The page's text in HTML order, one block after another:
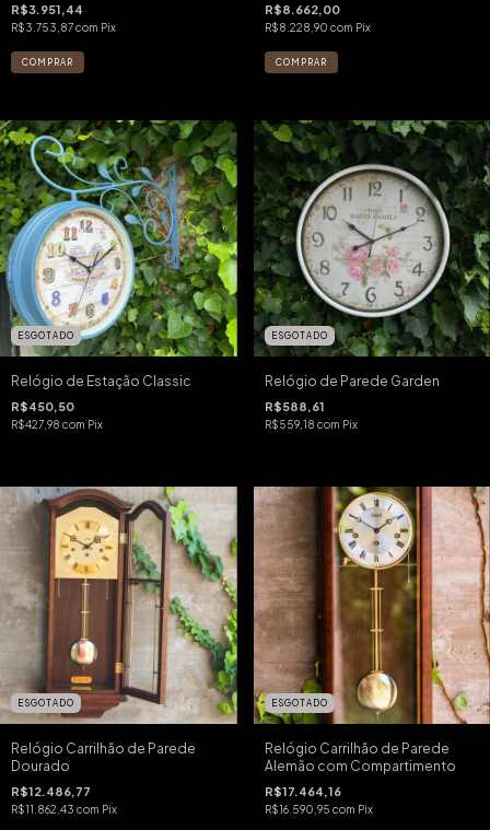
R$3.951,44
R$3.753,87com Pix
R$8.662,00
R$8.228,90 com Pix
ESGOTADO
Relógio de Estação Classic
R$450,50
R$427,98 com Pix
ESGOTADO
Relógio de Parede Garden
R$588,61
R$559,18 com Pix
ESGOTADO
Relógio Carrilhão de Parede
Dourado
R$12.486,77
R$11.862,43 com Pix
ESGOTADO
Relógio Carrilhão de Parede
Alemão com Compartimento
R$17.464,16
R$16.590,95 com Pix